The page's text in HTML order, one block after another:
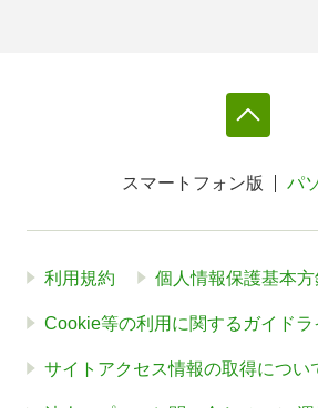
スマートフォン版 パ
利用規約 個人情報保護基本方
Cookie等の利用に関するガイドラ
サイトアクセス情報の取得につい